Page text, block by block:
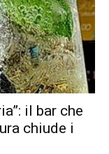
il bar che
chiude i